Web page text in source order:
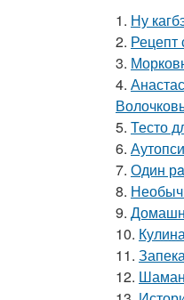
1. Ну
2. Рецепт
3.
4.
5. Тесто
6.
7. Один
8.
9.
10.
11.
12. Шаман